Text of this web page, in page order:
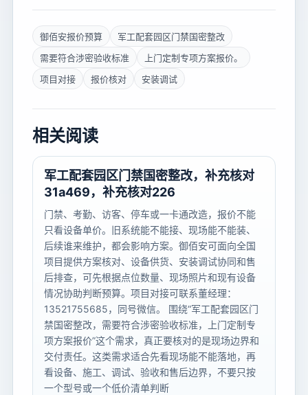
御佰安报价预算
军工配套园区门禁国密整改
需要符合涉密验收标准
上门定制专项方案报价。
项目对接
报价核对 安装调试
相关阅读
军工配套园区门禁国密整改，补充核对
31a469，补充核对226
门禁、考勤、访客、停车或一卡通改造，报价不能
只看设备单价。旧系统能不能接、现场能不能装、
后续谁来维护，都会影响方案。御佰安可面向全国
项目提供方案核对、设备供货、安装调试协同和售
后排查，可先根据点位数量、现场照片和现有设备
情况协助判断预算。项目对接可联系董经理：
13521755685，同号微信。 围绕“军工配套园区门
禁国密整改，需要符合涉密验收标准，上门定制专
项方案报价”这个需求，真正要核对的是现场边界和
交付责任。这类需求适合先看现场能不能落地，再
看设备、施工、调试、验收和售后边界，不要只按
一个型号或一个低价清单判断